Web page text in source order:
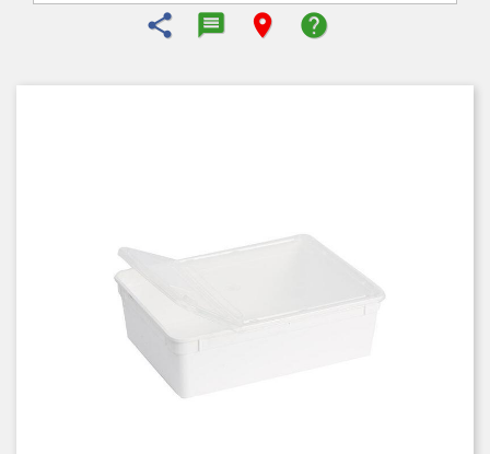
share message-reply-text
room help